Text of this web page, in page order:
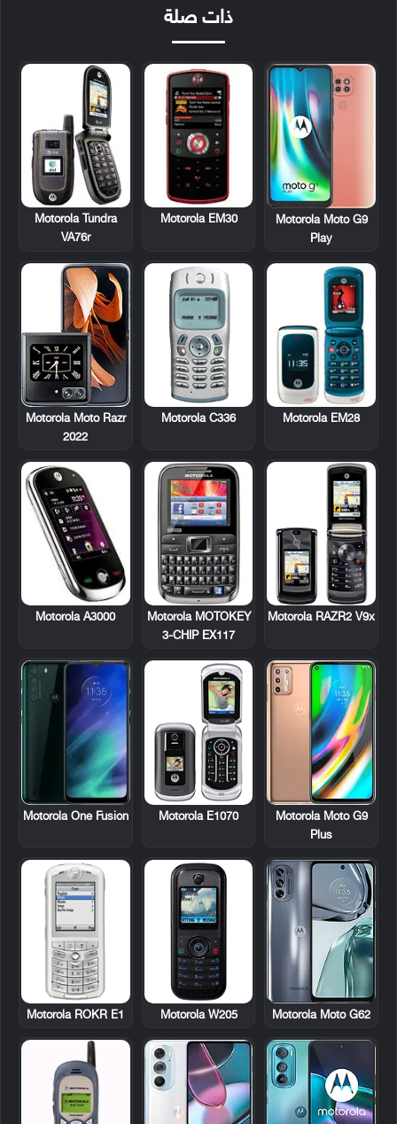
ذات صلة
Motorola Moto G9
Play
Motorola EM30
Motorola Tundra
VA76r
Motorola EM28
Motorola C336
Motorola Moto Razr
2022
Motorola RAZR2 V9x
Motorola MOTOKEY
3-CHIP EX117
Motorola A3000
Motorola Moto G9
Plus
Motorola E1070
Motorola One Fusion
Motorola Moto G62
Motorola W205
Motorola ROKR E1